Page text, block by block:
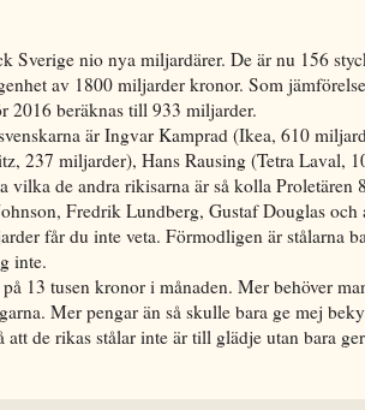
Sverige nio nya miljardärer. De är nu 156
av 1800 miljarder kronor. Som
2016 beräknas till 933 miljarder.
är Ingvar Kamprad (Ikea, 610
237 miljarder), Hans Rausing (Tetra Laval,
vilka de andra rikisarna är så kolla Proletären
Fredrik Lundberg, Gustaf Douglas och
får du inte veta. Förmodligen är stålarna
inte.
13 tusen kronor i månaden. Mer behöver
Mer pengar än så skulle bara ge mej
att de rikas stålar inte är till glädje utan bara